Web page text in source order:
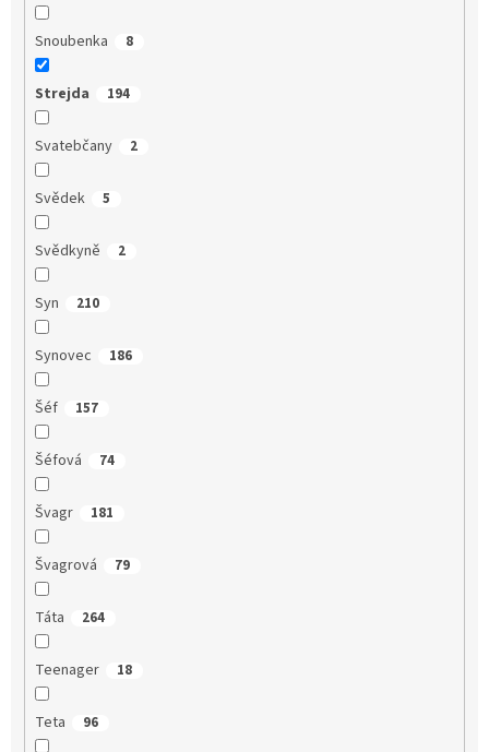
Snoubenka 8
Strejda 194
Svatebčany 2
Svědek 5
Svědkyně 2
Syn 210
Synovec 186
Šéf 157
Šéfová 74
Švagr 181
Švagrová 79
Táta 264
Teenager 18
Teta 96